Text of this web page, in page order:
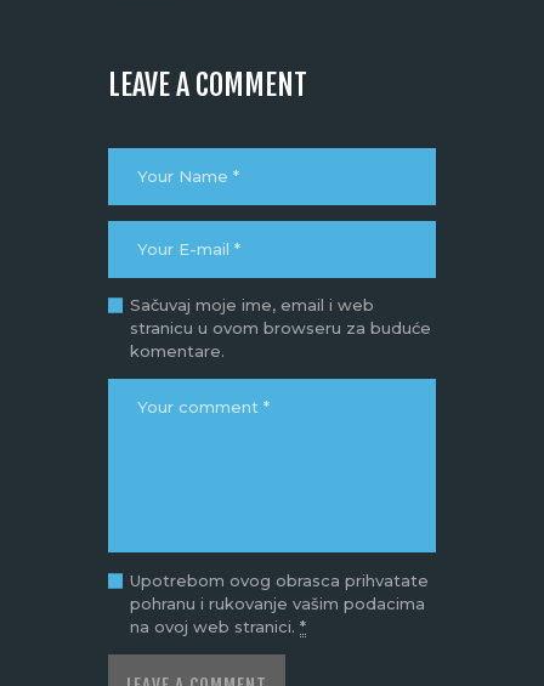
LEAVE A COMMENT
Sačuvaj moje ime, email i web
stranicu u ovom browseru za buduće
komentare.
Upotrebom ovog obrasca prihvatate
pohranu i rukovanje vašim podacima
na ovoj web stranici.*